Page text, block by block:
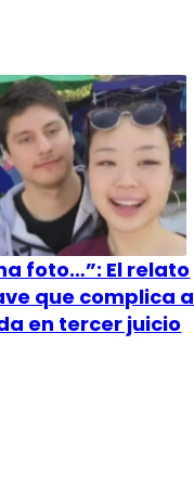
foto…”: El relato
que complica a
en tercer juicio